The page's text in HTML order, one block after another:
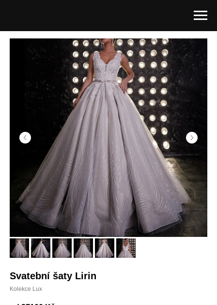
Svatební šaty Lirin
Kolekce Lux